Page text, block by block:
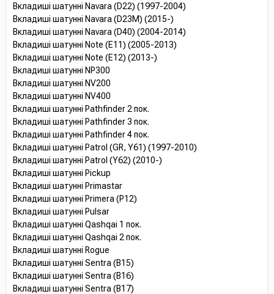
Вкладиші шатунні Navara (D22) (1997-2004)
Вкладиші шатунні Navara (D23M) (2015-)
Вкладиші шатунні Navara (D40) (2004-2014)
Вкладиші шатунні Note (E11) (2005-2013)
Вкладиші шатунні Note (E12) (2013-)
Вкладиші шатунні NP300
Вкладиші шатунні NV200
Вкладиші шатунні NV400
Вкладиші шатунні Pathfinder 2 пок.
Вкладиші шатунні Pathfinder 3 пок.
Вкладиші шатунні Pathfinder 4 пок.
Вкладиші шатунні Patrol (GR, Y61) (1997-2010)
Вкладиші шатунні Patrol (Y62) (2010-)
Вкладиші шатунні Pickup
Вкладиші шатунні Primastar
Вкладиші шатунні Primera (P12)
Вкладиші шатунні Pulsar
Вкладиші шатунні Qashqai 1 пок.
Вкладиші шатунні Qashqai 2 пок.
Вкладиші шатунні Rogue
Вкладиші шатунні Sentra (B15)
Вкладиші шатунні Sentra (B16)
Вкладиші шатунні Sentra (B17)